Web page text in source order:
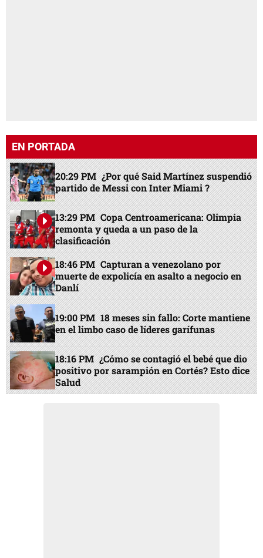
EN PORTADA
20:29 PM ¿Por qué Said Martínez suspendió
partido de Messi con Inter Miami ?
13:29 PM Copa Centroamericana: Olimpia
remonta y queda a un paso de la
clasificación
18:46 PM Capturan a venezolano por
muerte de expolicía en asalto a negocio en
Danlí
19:00 PM 18 meses sin fallo: Corte mantiene
en el limbo caso de líderes garífunas
18:16 PM ¿Cómo se contagió el bebé que dio
positivo por sarampión en Cortés? Esto dice
Salud